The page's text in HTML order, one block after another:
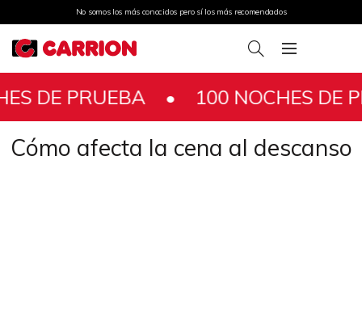
No somos los más conocidos pero sí los más recomendados
PRUEBA •100 NOCHES DE
Cómo afecta la cena al descanso